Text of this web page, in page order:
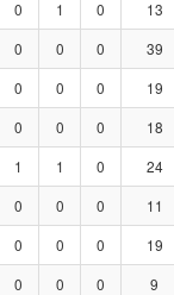
0 1 0 13
0 0 0 39
0 0 0 19
0 0 0 18
1 1 0 24
0 0 0 11
0 0 0 19
0 0 0 9